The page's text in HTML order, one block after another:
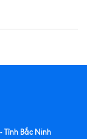
Tỉnh Bắc Ninh